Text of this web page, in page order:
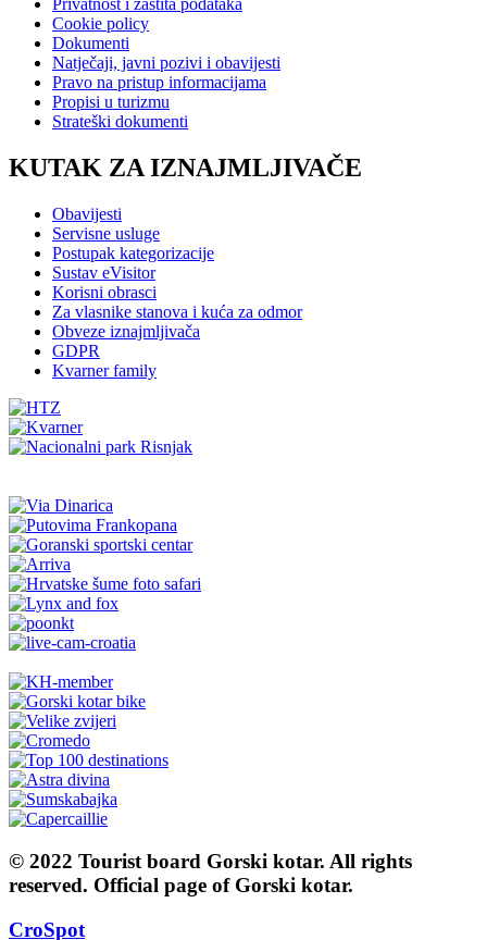
Privatnost i zaštita podataka
Cookie policy
Dokumenti
Natječaji, javni pozivi i obavijesti
Pravo na pristup informacijama
Propisi u turizmu
Strateški dokumenti
KUTAK ZA IZNAJMLJIVAČE
Obavijesti
Servisne usluge
Postupak kategorizacije
Sustav eVisitor
Korisni obrasci
Za vlasnike stanova i kuća za odmor
Obveze iznajmljivača
GDPR
Kvarner family
© 2022 Tourist board Gorski kotar. All rights
reserved. Official page of Gorski kotar.
CroSpot